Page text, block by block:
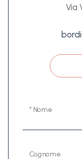
Via
* Nome
Cognome